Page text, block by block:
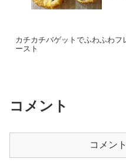
カチカチバゲットでふわふわフ
ースト
コメント
コメン